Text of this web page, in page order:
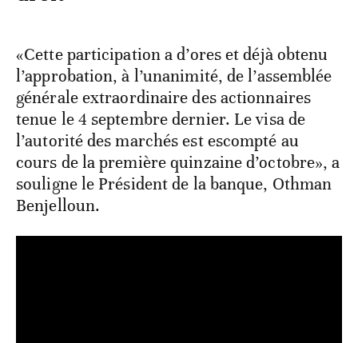
«Cette participation a d’ores et déjà obtenu
l’approbation, à l’unanimité, de l’assemblée
générale extraordinaire des actionnaires
tenue le 4 septembre dernier. Le visa de
l’autorité des marchés est escompté au
cours de la première quinzaine d’octobre», a
souligne le Président de la banque, Othman
Benjelloun.